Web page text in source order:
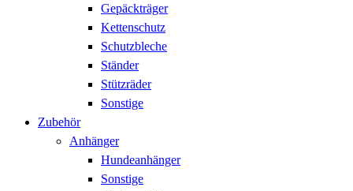
Gepäckträger
Kettenschutz
Schutzbleche
Ständer
Stützräder
Sonstige
Zubehör
Anhänger
Hundeanhänger
Sonstige